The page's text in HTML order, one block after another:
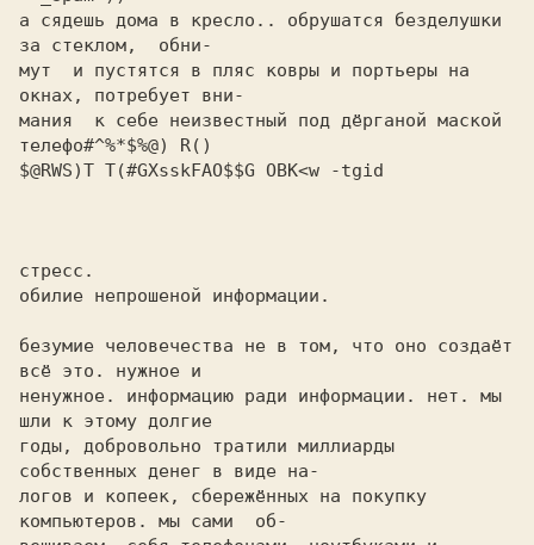
а сядешь дома в кресло.. обрушатся безделушки
за стеклом,  обни-
мут  и пустятся в пляс ковры и портьеры на
окнах, потребует вни-
мания  к себе неизвестный под дёрганой маской
телефо#^%*$%@) R()
$@RWS)T T(#GXsskFAO$$G OBK<w -tgid
стресс.
обилие непрошеной информации.
безумие человечества не в том, что оно создаёт
всё это. нужное и
ненужное. информацию ради информации. нет. мы
шли к этому долгие
годы, добровольно тратили миллиарды
собственных денег в виде на-
логов и копеек, сбережённых на покупку
компьютеров. мы сами  об-